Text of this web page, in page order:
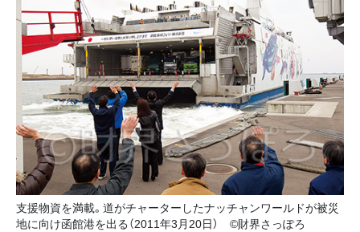
支援物資を満載。道がチャーターしたナッチャンワールドが被災
地に向け函館港を出る（2011年3月20日） ©財界さっぽろ